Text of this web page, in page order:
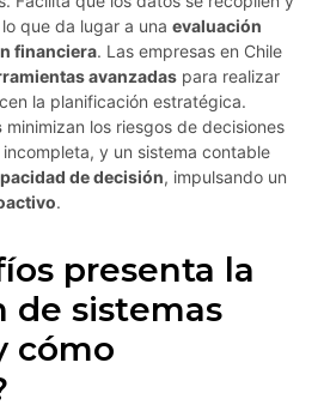
que da lugar a una evaluación
financiera. Las empresas en Chile
avanzadas para realizar
la planificación estratégica.
minimizan los riesgos de decisiones
y un sistema contable
de decisión, impulsando un
.
presenta la
de sistemas
cómo